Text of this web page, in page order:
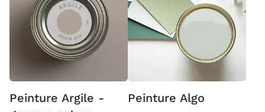
Peinture Argile -
Peinture Algo